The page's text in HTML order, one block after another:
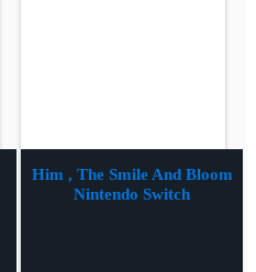
Him , The Smile And Bloom
Nintendo Switch